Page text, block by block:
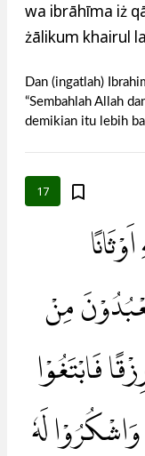
wa ibrāhīma iż
żālikum khairul
Dan (ingatlah)
“Sembahlah Allah
demikian itu lebih
17
مِنْ
فَابْتَغُوْا
لَهٗ